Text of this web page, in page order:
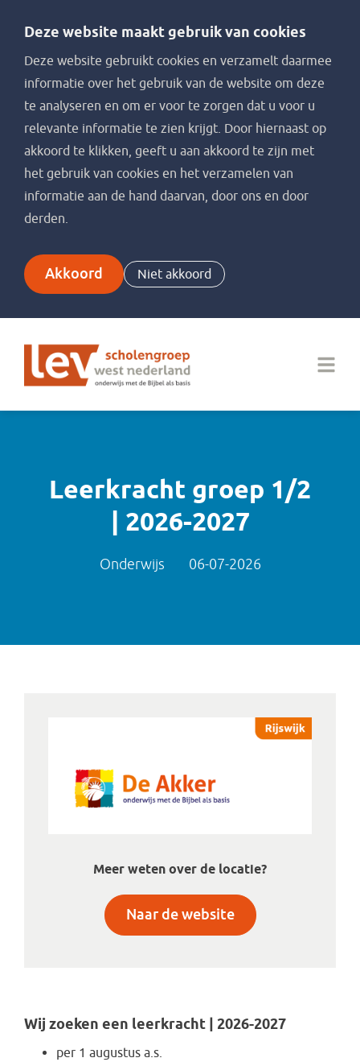
Deze website maakt gebruik van cookies
Deze website gebruikt cookies en verzamelt daarmee
informatie over het gebruik van de website om deze
te analyseren en om er voor te zorgen dat u voor u
relevante informatie te zien krijgt. Door hiernaast op
akkoord te klikken, geeft u aan akkoord te zijn met
het gebruik van cookies en het verzamelen van
informatie aan de hand daarvan, door ons en door
derden.
Akkoord Niet akkoord
Leerkracht groep 1/2
| 2026-2027
Onderwijs 06-07-2026
Meer weten over de locatie?
Naar de website
Wij zoeken een leerkracht | 2026-2027
per 1 augustus a.s.